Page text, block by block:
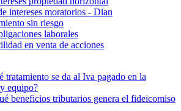
intereses moratorios - Dian
sin riesgo
laborales
en venta de acciones
tratamiento se da al Iva pagado en la
equipo?
beneficios tributarios genera el fideicomiso